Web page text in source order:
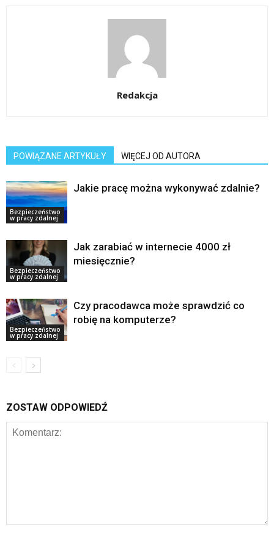
Redakcja
POWIĄZANE ARTYKUŁY WIĘCEJ OD AUTORA
Bezpieczeństwo
w pracy zdalnej
Jakie pracę można wykonywać zdalnie?
Bezpieczeństwo
w pracy zdalnej
Jak zarabiać w internecie 4000 zł
miesięcznie?
Bezpieczeństwo
w pracy zdalnej
Czy pracodawca może sprawdzić co
robię na komputerze?
ZOSTAW ODPOWIEDŹ